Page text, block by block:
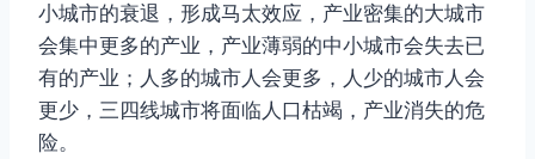
小城市的衰退，形成马太效应，产业密集的大城市
会集中更多的产业，产业薄弱的中小城市会失去已
有的产业；人多的城市人会更多，人少的城市人会
更少，三四线城市将面临人口枯竭，产业消失的危
险。